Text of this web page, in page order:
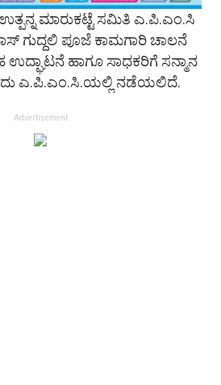
ಉತ್ಪನ್ನ ಮಾರುಕಟ್ಟೆ ಸಮಿತಿ ಎ.ಪಿ.ಎಂ.ಸಿ
ಗುದ್ದಲಿ ಪೂಜೆ ಕಾಮಗಾರಿ ಚಾಲನೆ
ಉದ್ಘಾಟನೆ ಹಾಗೂ ಸಾಧಕರಿಗೆ ಸನ್ಮಾನ
ಎ.ಪಿ.ಎಂ.ಸಿ.ಯಲ್ಲಿ ನಡೆಯಲಿದೆ.
Advertisement